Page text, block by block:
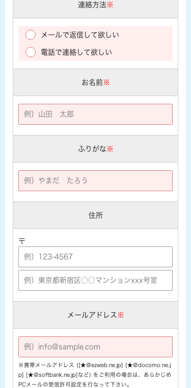
連絡方法※
メールで返信して欲しい
電話で連絡して欲しい
お名前※
ふりがな ※
住所
〒
メールアドレス ※
※携帯メールアドレス ([★@ezweb.ne.jp] [★@docomo.ne.j
p] [★@softbank.ne.jp]など) をご利用の場合は、あらかじめ
PCメールの受信許可設定を行なって下さい。